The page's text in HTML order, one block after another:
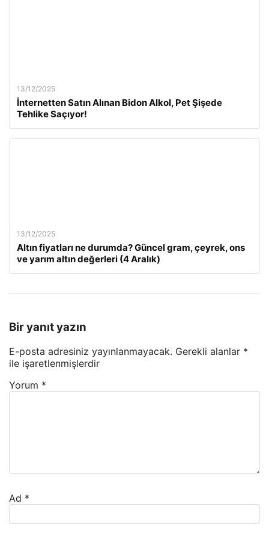
13/12/2025
İnternetten Satın Alınan Bidon Alkol, Pet Şişede
Tehlike Saçıyor!
13/12/2025
Altın fiyatları ne durumda? Güncel gram, çeyrek, ons
ve yarım altın değerleri (4 Aralık)
Bir yanıt yazın
E-posta adresiniz yayınlanmayacak. Gerekli alanlar *
ile işaretlenmişlerdir
Yorum *
Ad *